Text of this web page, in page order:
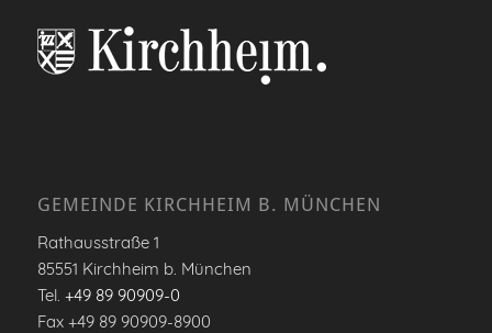
GEMEINDE KIRCHHEIM B. MÜNCHEN
Rathausstraße 1
85551 Kirchheim b. München
Tel. +49 89 90909-0
Fax +49 89 90909-8900